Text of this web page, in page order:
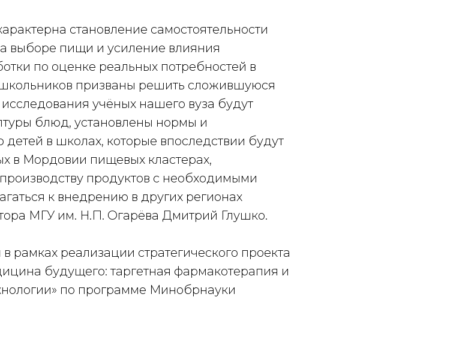
становление самостоятельности
выборе пищи и усиление влияния
по оценке реальных потребностей в
призваны решить сложившуюся
учёных нашего вуза будут
блюд, установлены нормы и
в школах, которые впоследствии будут
в Мордовии пищевых кластерах,
продуктов с необходимыми
к внедрению в других регионах
МГУ им. Н.П. Огарёва Дмитрий Глушко.
рамках реализации стратегического проекта
будущего: таргетная фармакотерапия и
по программе Минобрнауки